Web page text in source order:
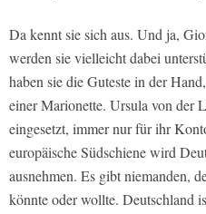
Da kennt sie sich aus. Und ja,
werden sie vielleicht dabei
haben sie die Guteste in der
einer Marionette. Ursula von der
eingesetzt, immer nur für ihr
europäische Südschiene wird
ausnehmen. Es gibt niemanden,
könnte oder wollte. Deutschland